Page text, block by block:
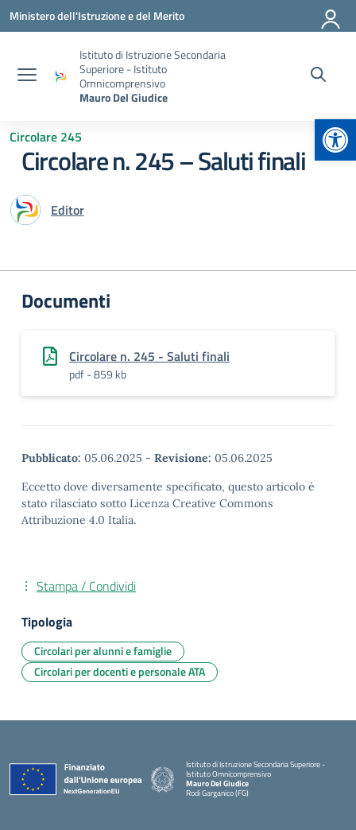
Vai ai contenuti
Vai al menu di navigazione
Vai al footer
Ministero dell'Istruzione e del Merito
Istituto di Istruzione Secondaria
Superiore - Istituto
Omnicomprensivo
Mauro Del Giudice
Circolare 245
Circolare n. 245 – Saluti finali
Editor
Documenti
Circolare n. 245 - Saluti finali
pdf - 859 kb
Pubblicato: 05.06.2025 - Revisione: 05.06.2025
Eccetto dove diversamente specificato, questo articolo è
stato rilasciato sotto Licenza Creative Commons
Attribuzione 4.0 Italia.
Stampa / Condividi
Tipologia
Circolari per alunni e famiglie
Circolari per docenti e personale ATA
Istituto di Istruzione Secondaria Superiore -
Istituto Omnicomprensivo
Mauro Del Giudice
Rodi Garganico (FG)
— Visita la pagina iniziale della scuola